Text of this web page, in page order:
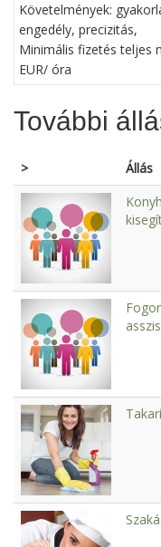
Követelmények:
engedély, precizitás,
Minimális fizetés teljes
EUR/ óra
További
> Állás